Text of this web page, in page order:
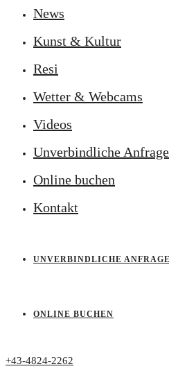
News
Kunst & Kultur
Resi
Wetter & Webcams
Videos
Unverbindliche Anfrage
Online buchen
Kontakt
UNVERBINDLICHE ANFRAGE
ONLINE BUCHEN
+43-4824-2262